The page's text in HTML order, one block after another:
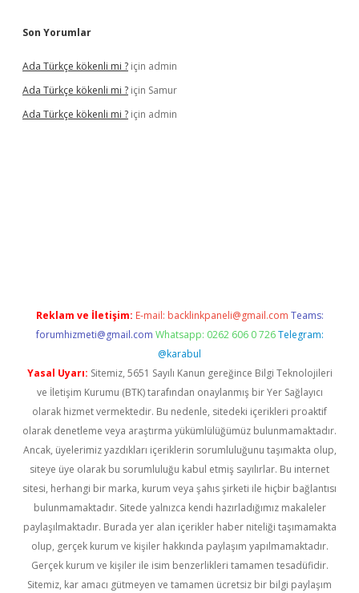
Son Yorumlar
Ada Türkçe kökenli mi ? için admin
Ada Türkçe kökenli mi ? için Samur
Ada Türkçe kökenli mi ? için admin
Reklam ve İletişim: E-mail: backlinkpaneli@gmail.com Teams:
forumhizmeti@gmail.com Whatsapp: 0262 606 0 726 Telegram:
@karabul
Yasal Uyarı: Sitemiz, 5651 Sayılı Kanun gereğince Bilgi Teknolojileri
ve İletişim Kurumu (BTK) tarafından onaylanmış bir Yer Sağlayıcı
olarak hizmet vermektedir. Bu nedenle, sitedeki içerikleri proaktif
olarak denetleme veya araştırma yükümlülüğümüz bulunmamaktadır.
Ancak, üyelerimiz yazdıkları içeriklerin sorumluluğunu taşımakta olup,
siteye üye olarak bu sorumluluğu kabul etmiş sayılırlar. Bu internet
sitesi, herhangi bir marka, kurum veya şahıs şirketi ile hiçbir bağlantısı
bulunmamaktadır. Sitede yalnızca kendi hazırladığımız makaleler
paylaşılmaktadır. Burada yer alan içerikler haber niteliği taşımamakta
olup, gerçek kurum ve kişiler hakkında paylaşım yapılmamaktadır.
Gerçek kurum ve kişiler ile isim benzerlikleri tamamen tesadüfidir.
Sitemiz, kar amacı gütmeyen ve tamamen ücretsiz bir bilgi paylaşım